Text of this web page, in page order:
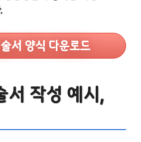
서 양식 다운로드
서 작성 예시,